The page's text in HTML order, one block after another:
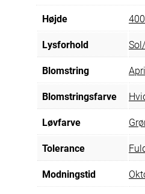
Højde
Lysforhold
Blomstring
Blomstringsfarve
Løvfarve
Tolerance
Modningstid